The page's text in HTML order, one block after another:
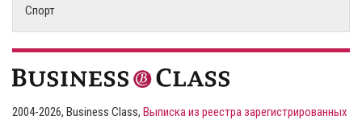
Спорт
2004-2026, Business Class, Выписка из реестра зарегистрированных